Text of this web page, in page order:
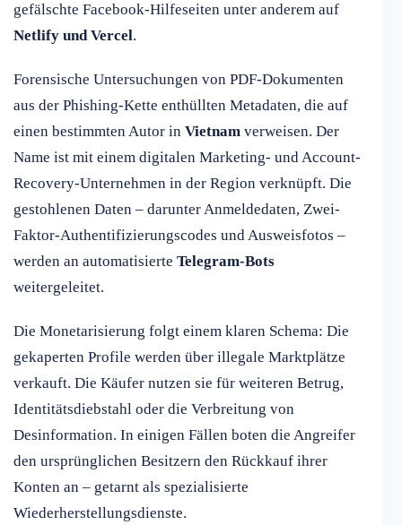
gefälschte Facebook-Hilfeseiten unter anderem auf
Netlify und Vercel.
Forensische Untersuchungen von PDF-Dokumenten
aus der Phishing-Kette enthüllten Metadaten, die auf
einen bestimmten Autor in Vietnam verweisen. Der
Name ist mit einem digitalen Marketing- und Account-
Recovery-Unternehmen in der Region verknüpft. Die
gestohlenen Daten – darunter Anmeldedaten, Zwei-
Faktor-Authentifizierungscodes und Ausweisfotos –
werden an automatisierte Telegram-Bots
weitergeleitet.
Die Monetarisierung folgt einem klaren Schema: Die
gekaperten Profile werden über illegale Marktplätze
verkauft. Die Käufer nutzen sie für weiteren Betrug,
Identitätsdiebstahl oder die Verbreitung von
Desinformation. In einigen Fällen boten die Angreifer
den ursprünglichen Besitzern den Rückkauf ihrer
Konten an – getarnt als spezialisierte
Wiederherstellungsdienste.